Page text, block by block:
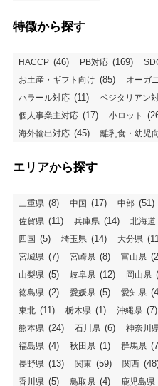
特徴から探す
HACCP (46) PB対応 (169)
お土産・ギフト向け (85) オーガ
ハラール対応 (11) ベジタリアン
個人事業主対応 (17) 小ロット
海外輸出対応 (45) 離乳食・幼児
エリアから探す
三重県 (8) 中国 (17) 中部 (51)
佐賀県 (11) 兵庫県 (14) 北海道
四国 (5) 埼玉県 (14) 大分県
宮城県 (7) 宮崎県 (8) 富山県
山梨県 (5) 岐阜県 (12) 岡山県
徳島県 (2) 愛媛県 (5) 愛知県
東北 (11) 栃木県 (1) 沖縄県 (7)
熊本県 (24) 石川県 (6) 神奈川
福島県 (4) 秋田県 (1) 群馬県
長野県 (13) 関東 (59) 関西
香川県 (5) 鳥取県 (4) 鹿児島県